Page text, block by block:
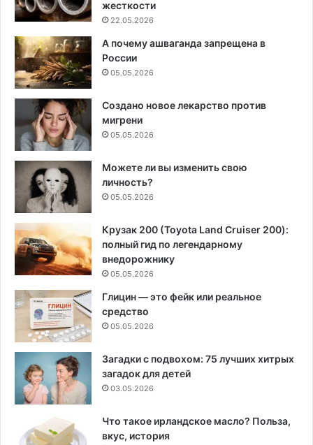
жесткости
22.05.2026
А почему ашваганда запрещена в
России
05.05.2026
Создано новое лекарство против
мигрени
05.05.2026
Можете ли вы изменить свою
личность?
05.05.2026
Крузак 200 (Toyota Land Cruiser 200):
полный гид по легендарному
внедорожнику
05.05.2026
Глицин — это фейк или реальное
средство
05.05.2026
Загадки с подвохом: 75 лучших хитрых
загадок для детей
03.05.2026
Что такое ирландское масло? Польза,
вкус, история